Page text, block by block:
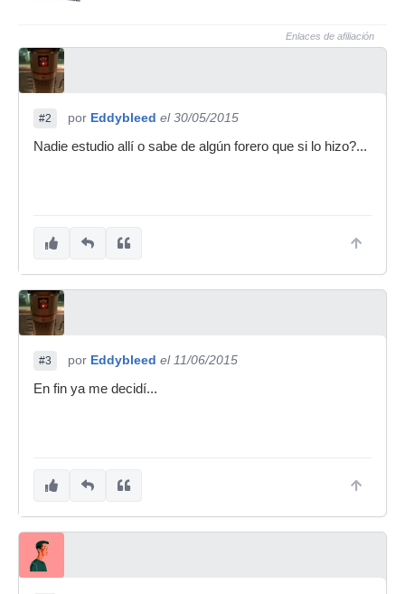
Enlaces de afiliación
#2 por Eddybleed el 30/05/2015
Nadie estudio allí o sabe de algún forero que si lo hizo?...
#3 por Eddybleed el 11/06/2015
En fin ya me decidí...